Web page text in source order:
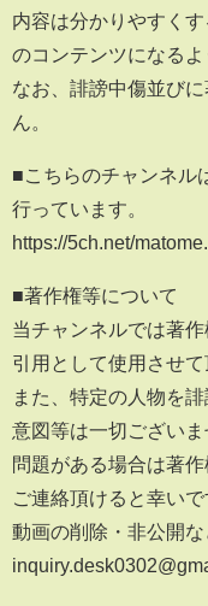
内容は分かりやすく
のコンテンツになるよ
なお、誹謗中傷並び
ん。
■こちらのチャンネル
行っています。
https://5ch.net/
■著作権等について
当チャンネルでは著
引用として使用させて
また、特定の人物を
意図等は一切ございま
問題がある場合は著
ご連絡頂けると幸いで
動画の削除・非公開な